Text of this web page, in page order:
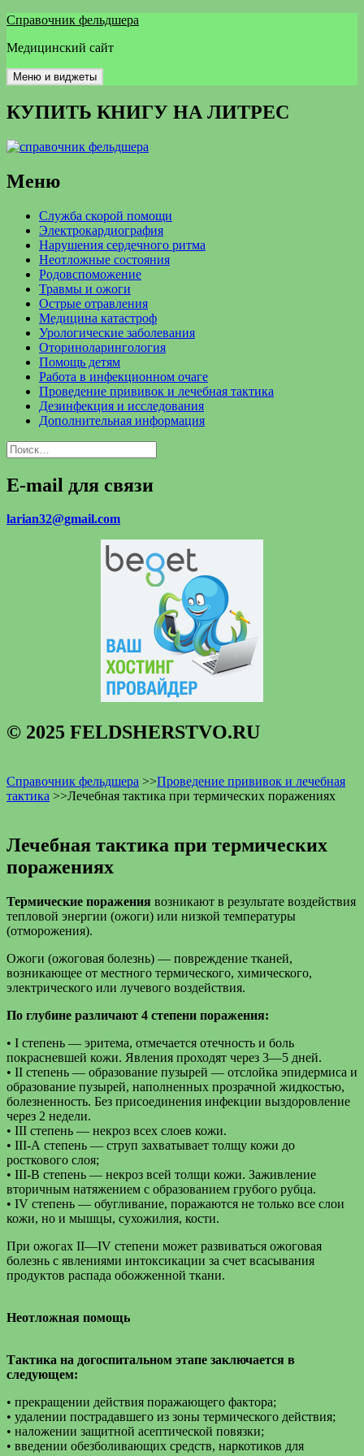
Перейти
содержимому
Справочник фельдшера
Медицинский сайт
Меню и виджеты
КУПИТЬ КНИГУ НА ЛИТРЕС
Меню
Служба скорой помощи
Электрокардиография
Нарушения сердечного ритма
Неотложные состояния
Родовспоможение
Травмы и ожоги
Острые отравления
Медицина катастроф
Урологические заболевания
Оториноларингология
Помощь детям
Работа в инфекционном очаге
Проведение прививок и лечебная тактика
Дезинфекция и исследования
Дополнительная информация
Найти:
E-mail для связи
larian32@gmail.com
© 2025 FELDSHERSTVO.RU
Справочник фельдшера >>Проведение прививок и лечебная
тактика >>Лечебная тактика при термических поражениях
Лечебная тактика при термических
поражениях
Термические поражения возникают в результате воздействия
тепловой энергии (ожоги) или низкой температуры
(отморожения).
Ожоги (ожоговая болезнь) — повреждение тканей,
возникающее от местного термического, химического,
электрического или лучевого воздействия.
По глубине различают 4 степени поражения:
• I степень — эритема, отмечается отечность и боль
покрасневшей кожи. Явления проходят через 3—5 дней.
• II степень — образование пузырей — отслойка эпидермиса и
образование пузырей, наполненных прозрачной жидкостью,
болезненность. Без присоединения инфекции выздоровление
через 2 недели.
• III степень — некроз всех слоев кожи.
• III-А степень — струп захватывает толщу кожи до
росткового слоя;
• III-В степень — некроз всей толщи кожи. Заживление
вторичным натяжением с образованием грубого рубца.
• IV степень — обугливание, поражаются не только все слои
кожи, но и мышцы, сухожилия, кости.
При ожогах II—IV степени может развиваться ожоговая
болезнь с явлениями интоксикации за счет всасывания
продуктов распада обожженной ткани.
Неотложная помощь
Тактика на догоспитальном этапе заключается в
следующем:
• прекращении действия поражающего фактора;
• удалении пострадавшего из зоны термического действия;
• наложении защитной асептической повязки;
• введении обезболивающих средств, наркотиков для